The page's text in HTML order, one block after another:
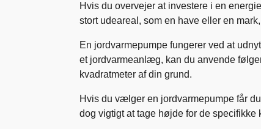
Hvis du overvejer at investere i en
stort udeareal, som en have eller en
En jordvarmepumpe fungerer ved at
et jordvarmeanlæg, kan du anvende
kvadratmeter af din grund.
Hvis du vælger en jordvarmepumpe får
dog vigtigt at tage højde for de